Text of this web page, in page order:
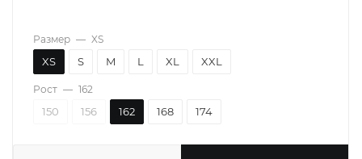
Размер — XS
XS S M L XL XXL
Рост — 162
150 156 162 168 174